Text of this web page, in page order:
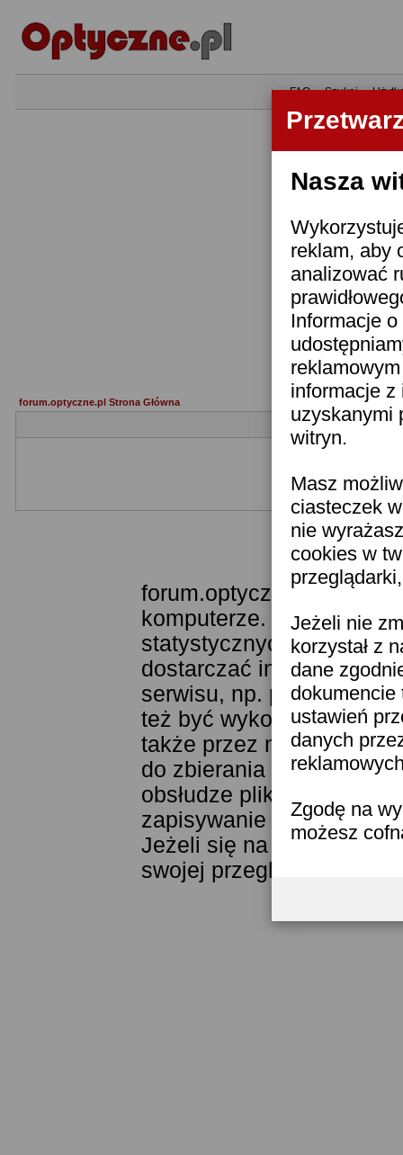
Nasza
reklam, aby
analizować
Informacje
informacje z
uzyskanymi
witryn.
Masz
ciasteczek
nie
cookies w
Jeżeli nie
korzystał z
dane
dokumencie
ustawień
danych
Zgodę na
możesz
•FAQ•Szukaj•
forum.optyczne.pl Strona Główna
Jeżeli nie jesteś
forum.optyczne.pl
komputerze.
statystycznych. Pozwala
dostarczać im
serwisu, np. poprzez
też być wykorzystywane
także przez narzędzie
do zbierania statystyk.
obsłudze plików cookies
zapisywanie ich w
Jeżeli się na to nie
swojej przeglądarki.